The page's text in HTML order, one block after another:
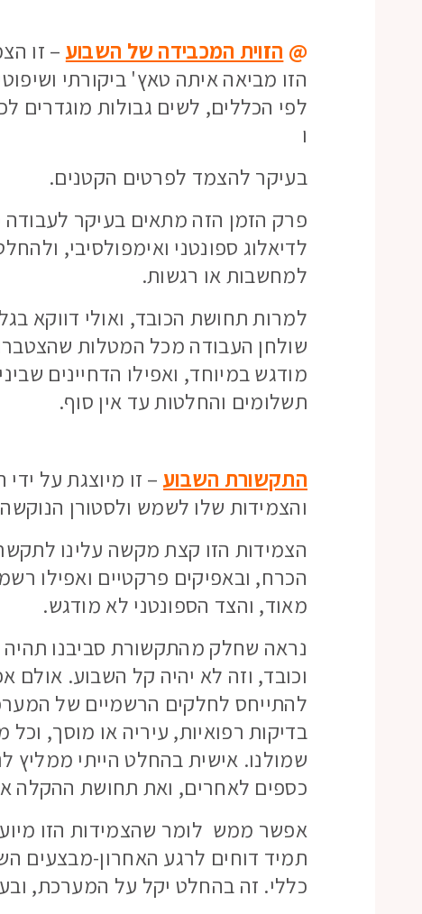
@ הזוית המכבידה של השבוע – זו
הזו מביאה איתה טאץ' ביקורתי
לפי הכללים, לשים גבולות מוגדרים
ו
בעיקר להצמד לפרטים הקטנים.
פרק הזמן הזה מתאים בעיקר לעבודה
לדיאלוג ספונטני ואימפולסיבי,
למחשבות או רגשות.
למרות תחושת הכובד, ואולי דווקא
שולחן העבודה מכל המטלות
מודגש במיוחד, ואפילו הדחיינים
תשלומים והחלטות עד אין סוף.
התקשורת השבוע– זו מיוצגת על
והצמידות שלו לשמש ולסטורן
הצמידות הזו קצת מקשה עלינו
הכרח, ובאפיקים פרקטיים ואפילו
מאוד, והצד הספונטני לא מודגש.
נראה שחלק מהתקשורת סביבנו
וכובד, וזה לא יהיה קל השבוע. אולם
להתייחס לחלקים הרשמיים של
בדיקות רפואיות, עיריה או מוסך,
שמולנו. אישית בהחלט הייתי ממליץ
כספים לאחרים, ואת תחושת ההקלה
אפשר ממש לומר שהצמידות הזו
תמיד דוחים לרגע האחרון-מבצעים
כללי. זה בהחלט יקל על המערכת,